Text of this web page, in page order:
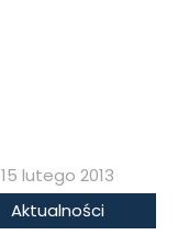
15 lutego 2013
Aktualności